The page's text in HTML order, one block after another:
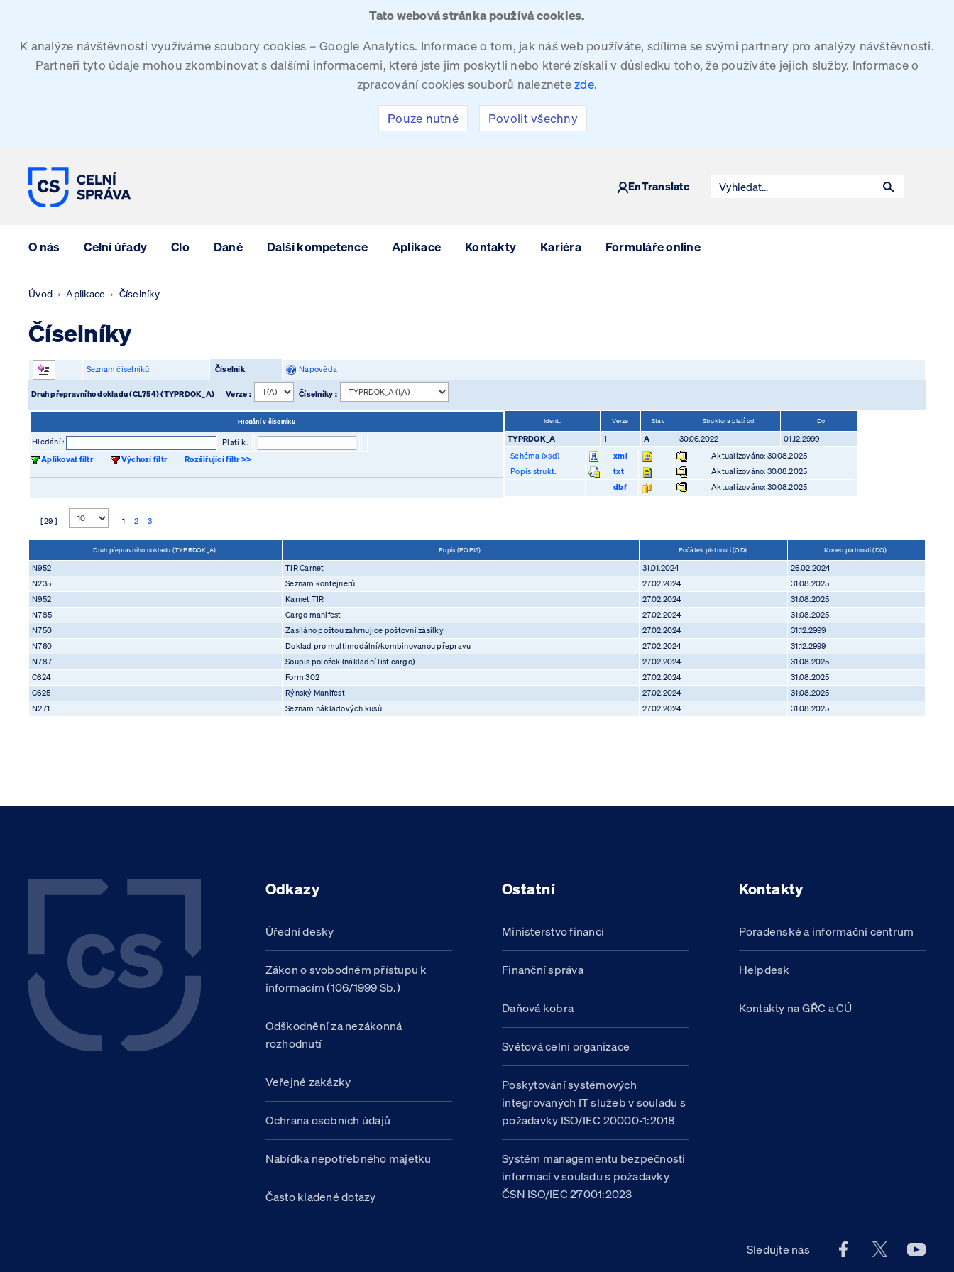
Tato webová stránka používá cookies.
K analýze návštěvnosti využíváme soubory cookies – Google Analytics. Informace o tom, jak náš web používáte, sdílíme se svými partnery pro analýzy návštěvnosti.
Partneři tyto údaje mohou zkombinovat s dalšími informacemi, které jste jim poskytli nebo které získali v důsledku toho, že používáte jejich služby. Informace o
zpracování cookies souborů naleznetezde.
Pouze nutné Povolit všechny
EnTranslate
O nás Celní úřady Clo Daně Další kompetence Aplikace Kontakty Kariéra Formuláře online
Úvod Aplikace Číselníky
Číselníky
Seznam číselníků Číselník Nápověda
Druh přepravního dokladu (CL754) (TYPRDOK_A) Verze : Číselníky :
Hledání v číselníku
Hledání :
Platí k :
Aplikovat filtr
Výchozí filtr Rozšiřující filtr >>
Ident. Verze Stav Struktura platí od Do
TYPRDOK_A 1 A 30.06.2022
01.12.2999
Schéma (xsd)
xml
Aktualizováno: 30.08.2025
Popis strukt.
txt
Aktualizováno: 30.08.2025
dbf
Aktualizováno: 30.08.2025
[ 29 ] 1 2 3
Druh přepravního dokladu (TYPRDOK_A) Popis (POPIS) Počátek platnosti (OD) Konec platnosti (DO)
N952 TIR Carnet 31.01.2024
26.02.2024
N235
Seznam kontejnerů 27.02.2024
31.08.2025
N952
Karnet TIR 27.02.2024
31.08.2025
N785
Cargo manifest 27.02.2024
31.08.2025
N750
Zasíláno poštou zahrnujíce poštovní zásilky 27.02.2024
31.12.2999
N760
Doklad pro multimodální/kombinovanou přepravu 27.02.2024
31.12.2999
N787
Soupis položek (nákladní list cargo) 27.02.2024
31.08.2025
C624
Form 302 27.02.2024
31.08.2025
C625
Rýnský Manifest 27.02.2024
31.08.2025
N271
Seznam nákladových kusů 27.02.2024 31.08.2025
Odkazy
Úřední desky
Zákon o svobodném přístupu k
informacím (106/1999 Sb.)
Odškodnění za nezákonná
rozhodnutí
Veřejné zakázky
Ochrana osobních údajů
Nabídka nepotřebného majetku
Často kladené dotazy
Ostatní
Ministerstvo financí
Finanční správa
Daňová kobra
Světová celní organizace
Poskytování systémových
integrovaných IT služeb v souladu s
požadavky ISO/IEC 20000-1:2018
Systém managementu bezpečnosti
informací v souladu s požadavky
ČSN ISO/IEC 27001:2023
Kontakty
Poradenské a informační centrum
Helpdesk
Kontakty na GŘC a CÚ
Sledujte nás Facebook účet
X účet